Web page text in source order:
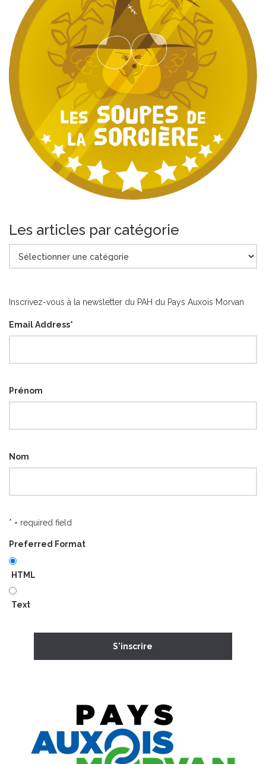
Les articles par catégorie
articles
Inscrivez-vous à la newsletter du PAH du Pays Auxois Morvan
Email Address*
Prénom
Nom
* = required field
Preferred Format
HTML
Text